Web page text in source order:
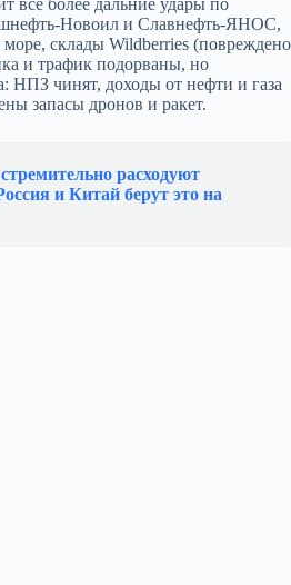
и Славнефть‑ЯНОС,
море, склады Wildberries (повреждено
и трафик подорваны, но
НПЗ чинят, доходы от нефти и газа
запасы дронов и ракет.
расходуют
и Китай берут это на